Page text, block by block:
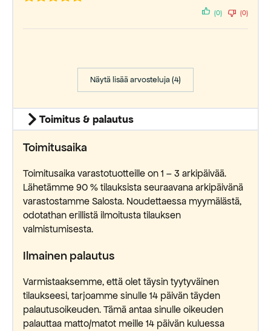
(0) (0)
Näytä lisää arvosteluja (4)
Toimitus & palautus
Toimitusaika
Toimitusaika varastotuotteille on 1 – 3 arkipäivää.
Lähetämme 90 % tilauksista seuraavana arkipäivänä
varastostamme Salosta. Noudettaessa myymälästä,
odotathan erillistä ilmoitusta tilauksen
valmistumisesta.
Ilmainen palautus
Varmistaaksemme, että olet täysin tyytyväinen
tilaukseesi, tarjoamme sinulle 14 päivän täyden
palautusoikeuden. Tämä antaa sinulle oikeuden
palauttaa matto/matot meille 14 päivän kuluessa